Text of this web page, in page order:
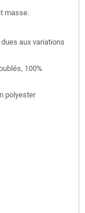
masse.
aux variations
100%
polyester